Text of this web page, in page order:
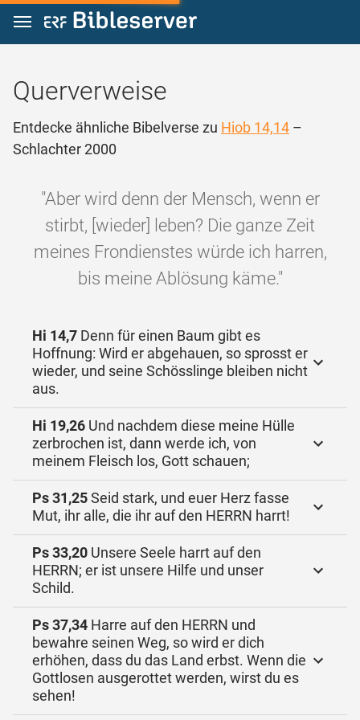
Zum Inhalt springen
Querverweise
Entdecke ähnliche Bibelverse zu Hiob 14,14 –
Schlachter 2000
"Aber wird denn der Mensch, wenn er
stirbt, [wieder] leben? Die ganze Zeit
meines Frondienstes würde ich harren,
bis meine Ablösung käme."
Hi 14,7 Denn für einen Baum gibt es
Hoffnung: Wird er abgehauen, so sprosst er
wieder, und seine Schösslinge bleiben nicht
aus.
Hi 19,26 Und nachdem diese meine Hülle
zerbrochen ist, dann werde ich, von
meinem Fleisch los, Gott schauen;
Ps 31,25Seid stark, und euer Herz fasse
Mut, ihr alle, die ihr auf den HERRN harrt!
Ps 33,20 Unsere Seele harrt auf den
HERRN; er ist unsere Hilfe und unser
Schild.
Ps 37,34 Harre auf den HERRN und
bewahre seinen Weg, so wird er dich
erhöhen, dass du das Land erbst. Wenn die
Gottlosen ausgerottet werden, wirst du es
sehen!